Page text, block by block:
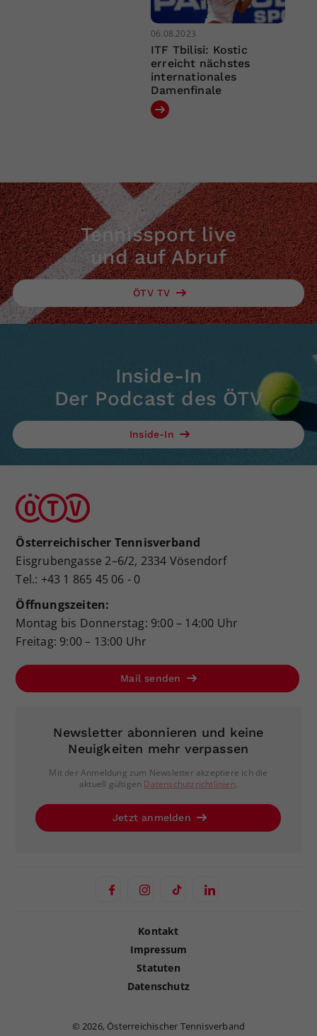
06.08.2023
ITF Tbilisi: Kostic
erreicht nächstes
internationales
Damenfinale
Tennissport live
und auf Abruf
ÖTV TV
Inside-In
Der Podcast des ÖTV
Inside-In
Österreichischer Tennisverband
Eisgrubengasse 2–6/2, 2334 Vösendorf
Tel.: +43 1 865 45 06 - 0
Öffnungszeiten:
Montag bis Donnerstag: 9:00 – 14:00 Uhr
Freitag: 9:00 – 13:00 Uhr
Mail senden
Newsletter abonnieren und keine
Neuigkeiten mehr verpassen
Mit der Anmeldung zum Newsletter akzeptiere ich die
aktuell gültigen Datenschutzrichtlinien.
Jetzt anmelden
Kontakt
Impressum
Statuten
Datenschutz
©2026, Österreichischer Tennisverband